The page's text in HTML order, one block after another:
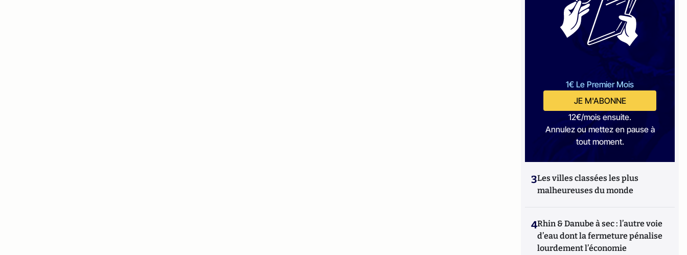
1€ Le Premier Mois
JE M'ABONNE
12€/mois ensuite.
Annulez ou mettez en pause à
tout moment.
3Les villes classées les plus
malheureuses du monde
4Rhin & Danube à sec : l’autre voie
d’eau dont la fermeture pénalise
lourdement l’économie